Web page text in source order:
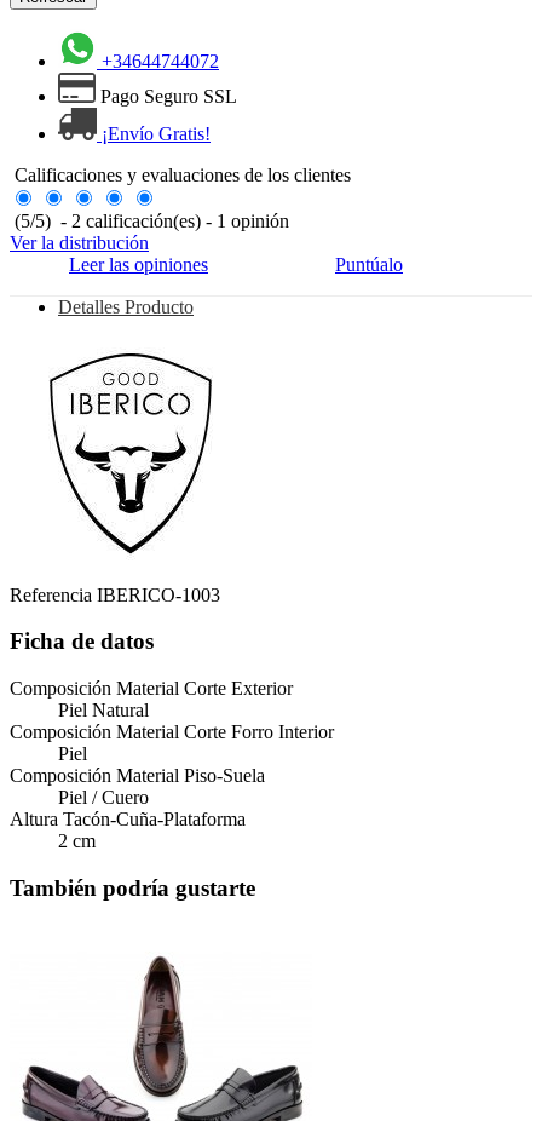
+34644744072
Pago Seguro SSL
¡Envío Gratis!
Calificaciones y evaluaciones de los clientes
(5/5) - 2 calificación(es) - 1 opinión
Ver la distribución
Leer las opiniones
Puntúalo
Detalles Producto
Referencia IBERICO-1003
Ficha de datos
Composición Material Corte Exterior
Piel Natural
Composición Material Corte Forro Interior
Piel
Composición Material Piso-Suela
Piel / Cuero
Altura Tacón-Cuña-Plataforma
2 cm
También podría gustarte